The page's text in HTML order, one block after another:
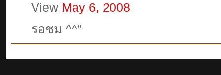
View May 6, 2008
รอชม ^^”